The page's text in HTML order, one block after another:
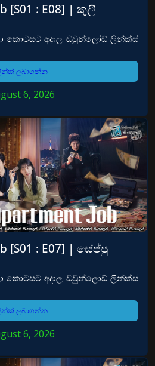
[S01 : E08] | කුලී
කොටසට අදාල ඩවුන්ලෝඩ් ලින්ක්ස්
ලබාගන්න
6, 2026
[S01 : E07] | සේප්පු
කොටසට අදාල ඩවුන්ලෝඩ් ලින්ක්ස්
ලබාගන්න
6, 2026